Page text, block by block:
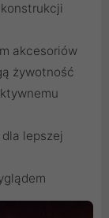
akcesoriów
żywotność
lepszej